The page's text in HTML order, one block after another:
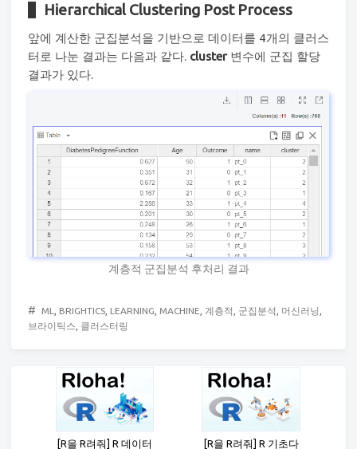
Hierarchical Clustering Post Process
앞에 계산한 군집분석을 기반으로 데이터를 4개의 클러스
터로 나눈 결과는 다음과 같다. cluster변수에 군집 할당
결과가 있다.
계층적 군집분석 후처리 결과
# ML BRIGHTICS, LEARNING MACHINE 계층적 군집분석 머신러닝
브라이틱스
클러스터링
[R을 R려줘] R 데이터 [R을 R려줘] R 기초다